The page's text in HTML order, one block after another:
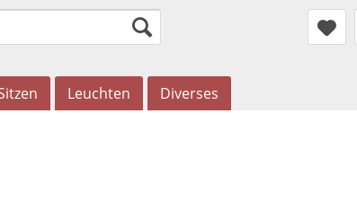
Leuchten Diverses